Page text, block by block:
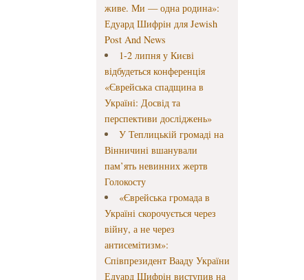
живе. Ми — одна родина»:
Едуард Шифрін для Jewish
Post And News
1-2 липня у Києві
відбудеться конференція
«Єврейська спадщина в
Україні: Досвід та
перспективи досліджень»
У Теплицькій громаді на
Вінничині вшанували
пам’ять невинних жертв
Голокосту
«Єврейська громада в
Україні скорочується через
війну, а не через
антисемітизм»:
Співпрезидент Вааду України
Едуард Шифрін виступив на